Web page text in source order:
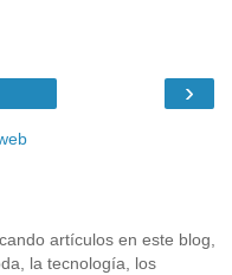
›
artículos en este blog,
la tecnología, los